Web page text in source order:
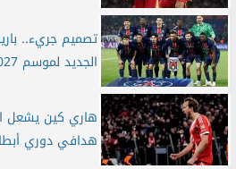
تصميم جريء..
الجديد لموسم 2027
هاري كين يشعل
هدافي دوري